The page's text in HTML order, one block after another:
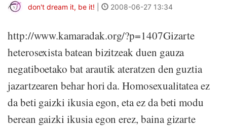
don't dream it, be it! 2008-06-27 13:34
http://www.kamaradak.org/?p=1407Gizarte
heterosexista batean bizitzeak duen gauza
negatiboetako bat arautik ateratzen den guztia
jazartzearen behar hori da. Homosexualitatea ez
da beti gaizki ikusia egon, eta ez da beti modu
berean gaizki ikusia egon erez, baina gizarte